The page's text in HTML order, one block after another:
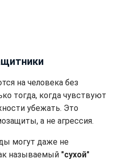
на человека без
тогда, когда чувствуют
убежать. Это
а не агрессия.
могут даже не
называемый "сухой"